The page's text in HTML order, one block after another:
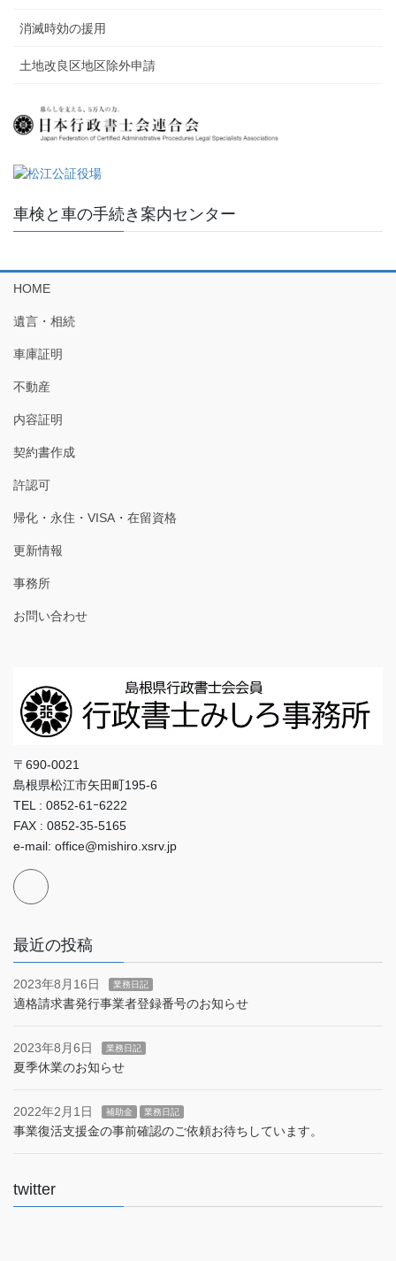
消滅時効の援用
土地改良区地区除外申請
車検と車の手続き案内センター
HOME
遺言・相続
車庫証明
不動産
内容証明
契約書作成
許認可
帰化・永住・VISA・在留資格
更新情報
事務所
お問い合わせ
〒690-0021
島根県松江市矢田町195-6
TEL : 0852-61ｰ6222
FAX : 0852-35-5165
e-mail: office@mishiro.xsrv.jp
最近の投稿
2023年8月16日 業務日記
適格請求書発行事業者登録番号のお知らせ
2023年8月6日 業務日記
夏季休業のお知らせ
2022年2月1日 補助金 業務日記
事業復活支援金の事前確認のご依頼お待ちしています。
twitter